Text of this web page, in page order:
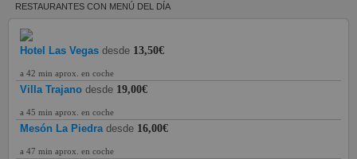
RESTAURANTES CON MENÚ DEL DÍA
Hotel Las Vegas desde 13,50€
a 42 min aprox. en coche
Villa Trajano desde 19,00€
a 45 min aprox. en coche
Mesón La Piedra desde 16,00€
a 47 min aprox. en coche